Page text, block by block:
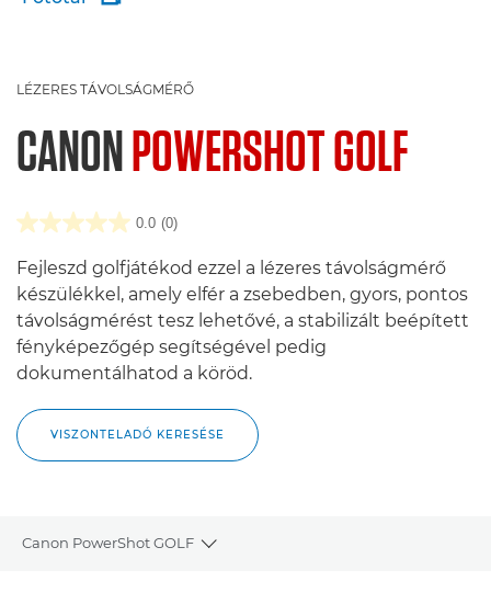
LÉZERES TÁVOLSÁGMÉRŐ
CANONPOWERSHOT GOLF
0.0 (0)
Fejleszd golfjátékod ezzel a lézeres távolságmérő
készülékkel, amely elfér a zsebedben, gyors, pontos
távolságmérést tesz lehetővé, a stabilizált beépített
fényképezőgép segítségével pedig
dokumentálhatod a köröd.
VISZONTELADÓ KERESÉSE
Canon PowerShot GOLF
Toggle breadcrumbs